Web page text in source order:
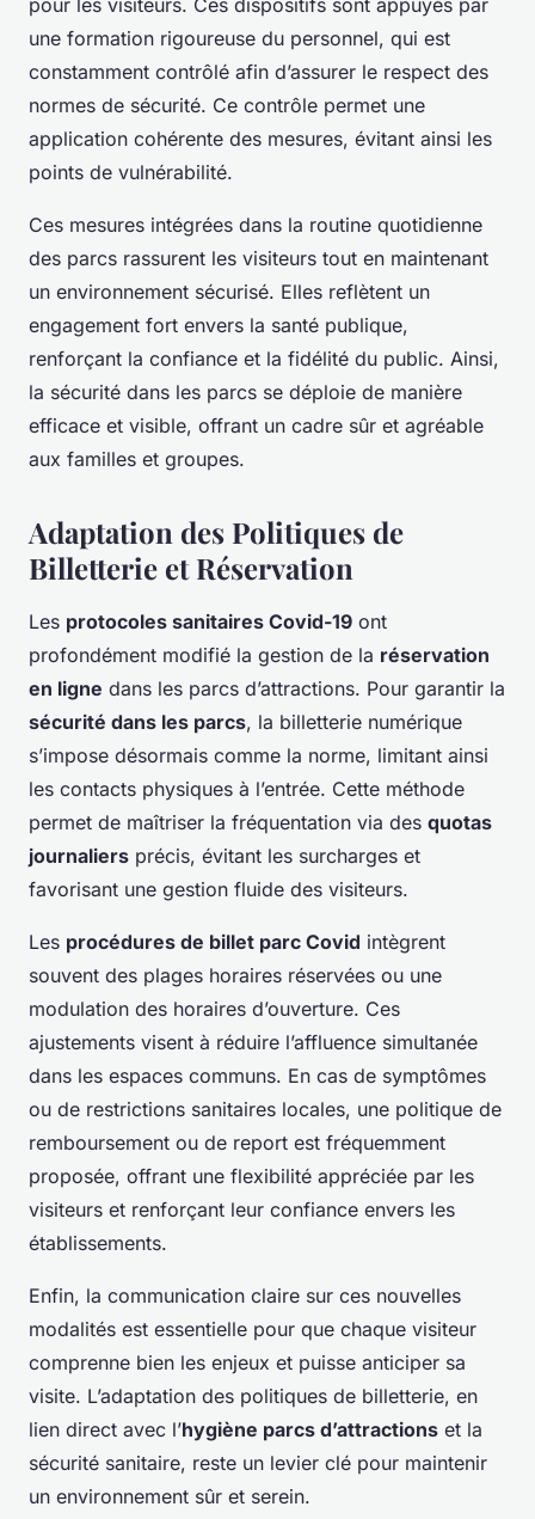
pour les visiteurs. Ces dispositifs sont appuyés par
une formation rigoureuse du personnel, qui est
constamment contrôlé afin d’assurer le respect des
normes de sécurité. Ce contrôle permet une
application cohérente des mesures, évitant ainsi les
points de vulnérabilité.
Ces mesures intégrées dans la routine quotidienne
des parcs rassurent les visiteurs tout en maintenant
un environnement sécurisé. Elles reflètent un
engagement fort envers la santé publique,
renforçant la confiance et la fidélité du public. Ainsi,
la sécurité dans les parcs se déploie de manière
efficace et visible, offrant un cadre sûr et agréable
aux familles et groupes.
Adaptation des Politiques de
Billetterie et Réservation
Les protocoles sanitaires Covid-19 ont
profondément modifié la gestion de la réservation
en ligne dans les parcs d’attractions. Pour garantir la
sécurité dans les parcs, la billetterie numérique
s’impose désormais comme la norme, limitant ainsi
les contacts physiques à l’entrée. Cette méthode
permet de maîtriser la fréquentation via des quotas
journaliers précis, évitant les surcharges et
favorisant une gestion fluide des visiteurs.
Les procédures de billet parc Covid intègrent
souvent des plages horaires réservées ou une
modulation des horaires d’ouverture. Ces
ajustements visent à réduire l’affluence simultanée
dans les espaces communs. En cas de symptômes
ou de restrictions sanitaires locales, une politique de
remboursement ou de report est fréquemment
proposée, offrant une flexibilité appréciée par les
visiteurs et renforçant leur confiance envers les
établissements.
Enfin, la communication claire sur ces nouvelles
modalités est essentielle pour que chaque visiteur
comprenne bien les enjeux et puisse anticiper sa
visite. L’adaptation des politiques de billetterie, en
lien direct avec l’hygiène parcs d’attractions et la
sécurité sanitaire, reste un levier clé pour maintenir
un environnement sûr et serein.